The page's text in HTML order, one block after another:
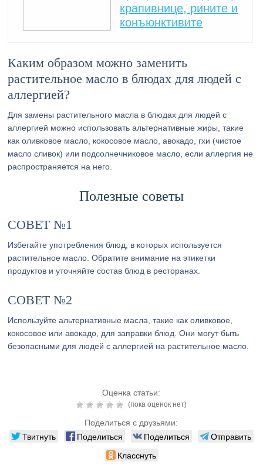
крапивнице, рините и
конъюнктивите
Каким образом можно заменить
растительное масло в блюдах для людей с
аллергией?
Для замены растительного масла в блюдах для людей с
аллергией можно использовать альтернативные жиры, такие
как оливковое масло, кокосовое масло, авокадо, гхи (чистое
масло сливок) или подсолнечниковое масло, если аллергия не
распространяется на него.
Полезные советы
СОВЕТ №1
Избегайте употребления блюд, в которых используется
растительное масло. Обратите внимание на этикетки
продуктов и уточняйте состав блюд в ресторанах.
СОВЕТ №2
Используйте альтернативные масла, такие как оливковое,
кокосовое или авокадо, для заправки блюд. Они могут быть
безопасными для людей с аллергией на растительное масло.
Оценка статьи:
(пока оценок нет)
Поделиться с друзьями:
Твитнуть Поделиться Поделиться
Отправить
Класснуть